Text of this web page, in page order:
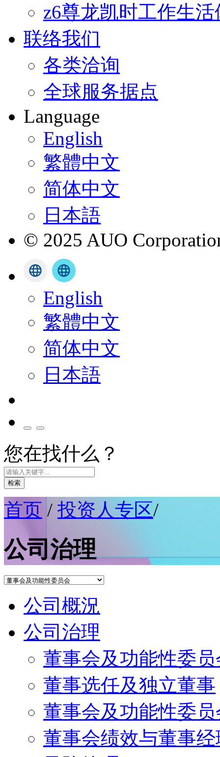
z6尊龙凯时工作生活
联络我们
各类洽询
全球服务据点
Language
English
繁體中文
简体中文
日本語
© 2025 AUO
English
繁體中文
简体中文
日本語
您在找什么？
检索
首页 / 投资人专区/
公司治理
公司概況
公司治理
董事会及功能性委员
董事选任及独立董事
董事会及功能性委
董事会绩效与董事